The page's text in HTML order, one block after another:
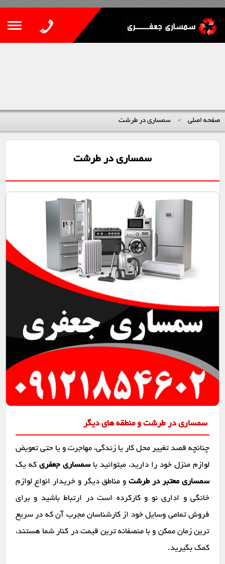
صفحه اصلی > سمساری در طرشت
سمساری در طرشت
سمساری در طرشت و منطقه های دیگر
چنانچه قصد تغییر محل کار یا زندگی، مهاجرت و یا حتی تعویض
لوازم منزل خود را دارید، میتوانید باسمساری جعفری که یک
سمساری معتبر در طرشت و مناطق دیگر و خریدار انواع لوازم
خانگی و اداری نو و کارکرده است در ارتباط باشید و برای
فروش تمامی وسایل خود از کارشناسان مجرب آن که در سریع
ترین زمان ممکن و با منصفانه ترین قیمت در کنار شما هستند،
کمک بگیرید.